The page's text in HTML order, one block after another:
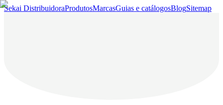
Sekai DistribuidoraProdutosMarcasGuias e catálogosBlogSitemap